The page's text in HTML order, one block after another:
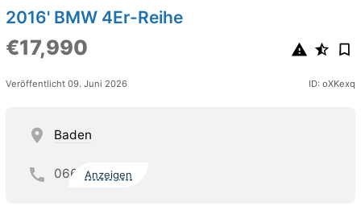
2016' BMW 4Er-Reihe
€17,990
Veröffentlicht 09. Juni 2026 ID: oXKexq
Baden
066 Anzeigen